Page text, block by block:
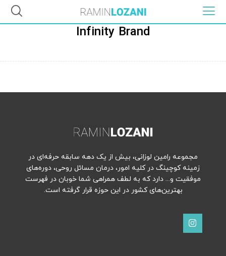
Infinity Brand
مجموعه رامین لوزانی، بیش از یک دهه سابقه حرفه‌ای در
زمینه کوچینگ در کلیه امور، درمان مسائل روحی، دوره‌های
موفقیت و... دارد که به لطف همراهی شما خوبان در فهرست
بهترین‌های کشور در این حوزه قرار گرفته است.